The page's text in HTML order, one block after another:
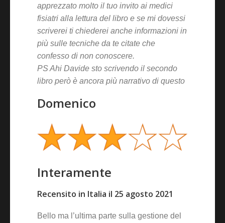
apprezzato molto il tuo invito ai medici
fisiatri alla lettura del libro e se mi dovessi
scriverei ti chiederei anche informazioni in
più sulle tecniche da te citate che
confesso di non conoscere.
PS Ahi Davide sto scrivendo il secondo
libro però è ancora più narrativo di questo
Domenico
Interamente
Recensito in Italia il 25 agosto 2021
Bello ma l’ultima parte sulla gestione del